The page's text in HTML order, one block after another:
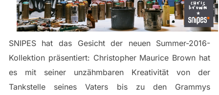
SNIPES hat das Gesicht der neuen Summer-2016-
Kollektion präsentiert: Christopher Maurice Brown hat
es mit seiner unzähmbaren Kreativität von der
Tankstelle seines Vaters bis zu den Grammys